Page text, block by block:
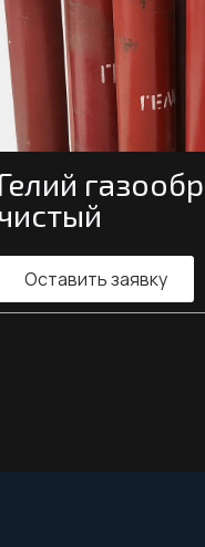
Оставить заявку
Гелий
чистый